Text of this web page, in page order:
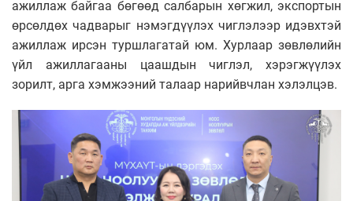
ажиллаж байгаа бөгөөд салбарын хөгжил, экспортын
өрсөлдөх чадварыг нэмэгдүүлэх чиглэлээр идэвхтэй
ажиллаж ирсэн туршлагатай юм. Хурлаар зөвлөлийн
үйл ажиллагааны цаашдын чиглэл, хэрэгжүүлэх
зорилт, арга хэмжээний талаар нарийвчлан хэлэлцэв.